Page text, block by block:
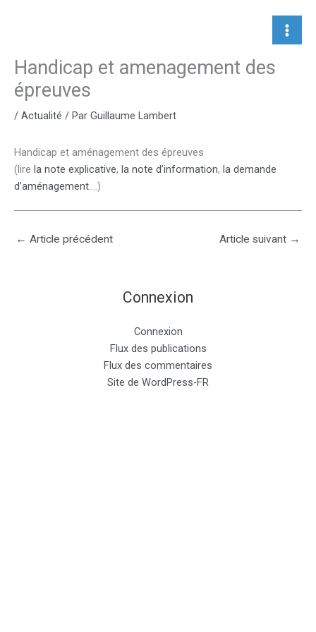
Handicap et amenagement des
épreuves
/ Actualité / Par Guillaume Lambert
Handicap et aménagement des épreuves
(lire la note explicative, la note d’information, la demande
d’aménagement….)
← Article précédent Article suivant →
Connexion
Connexion
Flux des publications
Flux des commentaires
Site de WordPress-FR